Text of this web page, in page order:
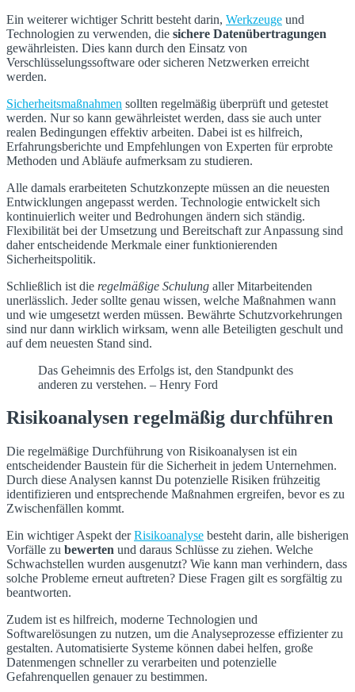
Ein weiterer wichtiger Schritt besteht darin, Werkzeuge und
Technologien zu verwenden, die sichere Datenübertragungen
gewährleisten. Dies kann durch den Einsatz von
Verschlüsselungssoftware oder sicheren Netzwerken erreicht
werden.
Sicherheitsmaßnahmen sollten regelmäßig überprüft und getestet
werden. Nur so kann gewährleistet werden, dass sie auch unter
realen Bedingungen effektiv arbeiten. Dabei ist es hilfreich,
Erfahrungsberichte und Empfehlungen von Experten für erprobte
Methoden und Abläufe aufmerksam zu studieren.
Alle damals erarbeiteten Schutzkonzepte müssen an die neuesten
Entwicklungen angepasst werden. Technologie entwickelt sich
kontinuierlich weiter und Bedrohungen ändern sich ständig.
Flexibilität bei der Umsetzung und Bereitschaft zur Anpassung sind
daher entscheidende Merkmale einer funktionierenden
Sicherheitspolitik.
Schließlich ist die regelmäßige Schulung aller Mitarbeitenden
unerlässlich. Jeder sollte genau wissen, welche Maßnahmen wann
und wie umgesetzt werden müssen. Bewährte Schutzvorkehrungen
sind nur dann wirklich wirksam, wenn alle Beteiligten geschult und
auf dem neuesten Stand sind.
Das Geheimnis des Erfolgs ist, den Standpunkt des
anderen zu verstehen. – Henry Ford
Risikoanalysen regelmäßig durchführen
Die regelmäßige Durchführung von Risikoanalysen ist ein
entscheidender Baustein für die Sicherheit in jedem Unternehmen.
Durch diese Analysen kannst Du potenzielle Risiken frühzeitig
identifizieren und entsprechende Maßnahmen ergreifen, bevor es zu
Zwischenfällen kommt.
Ein wichtiger Aspekt derRisikoanalyse besteht darin, alle bisherigen
Vorfälle zu bewerten und daraus Schlüsse zu ziehen. Welche
Schwachstellen wurden ausgenutzt? Wie kann man verhindern, dass
solche Probleme erneut auftreten? Diese Fragen gilt es sorgfältig zu
beantworten.
Zudem ist es hilfreich, moderne Technologien und
Softwarelösungen zu nutzen, um die Analyseprozesse effizienter zu
gestalten. Automatisierte Systeme können dabei helfen, große
Datenmengen schneller zu verarbeiten und potenzielle
Gefahrenquellen genauer zu bestimmen.